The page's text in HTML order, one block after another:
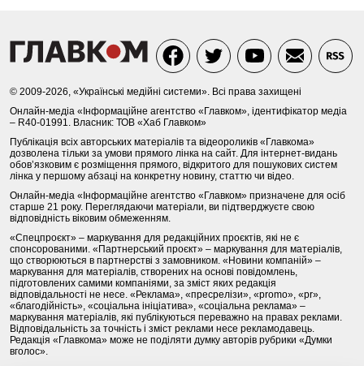
© 2009-2026, «Українські медійні системи». Всі права захищені
Онлайн-медіа «Інформаційне агентство «Главком», ідентифікатор медіа
– R40-01991. Власник: ТОВ «Хаб Главком»
Публікація всіх авторських матеріалів та відеороликів «Главкома»
дозволена тільки за умови прямого лінка на сайт. Для інтернет-видань
обов’язковим є розміщення прямого, відкритого для пошукових систем
лінка у першому абзаці на конкретну новину, статтю чи відео.
Онлайн-медіа «Інформаційне агентство «Главком» призначене для осіб
старше 21 року. Переглядаючи матеріали, ви підтверджуєте свою
відповідність віковим обмеженням.
«Спецпроєкт» – маркування для редакційних проєктів, які не є
спонсорованими. «Партнерський проєкт» – маркування для матеріалів,
що створюються в партнерстві з замовником. «Новини компаній» –
маркування для матеріалів, створених на основі повідомлень,
підготовлених самими компаніями, за зміст яких редакція
відповідальності не несе. «Реклама», «пресрелізи», «promo», «pr»,
«благодійність», «соціальна ініціатива», «соціальна реклама» –
маркування матеріалів, які публікуються переважно на правах реклами.
Відповідальність за точність і зміст реклами несе рекламодавець.
Редакція «Главкома» може не поділяти думку авторів рубрики «Думки
вголос».